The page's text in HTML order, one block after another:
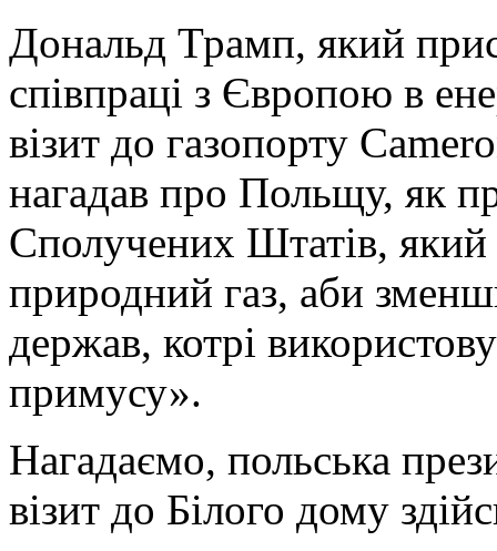
Дональд Трамп, який
співпраці з Європою в
візит до газопорту
нагадав про Польщу, як
Сполучених Штатів, який
природний газ, аби
держав, котрі
примусу».
Нагадаємо, польська
візит до Білого дому